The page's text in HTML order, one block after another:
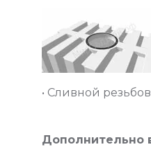
• Сливной
Дополнительно